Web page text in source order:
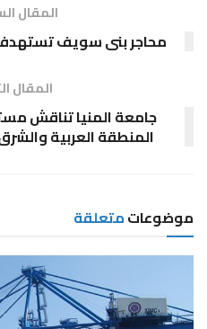
المقال
محاجر بنى سويف تستهدف 100 مليون جنيه
المقال
جامعة المنيا تناقش
المنطقة العربية
موضوعاتمتعلقة